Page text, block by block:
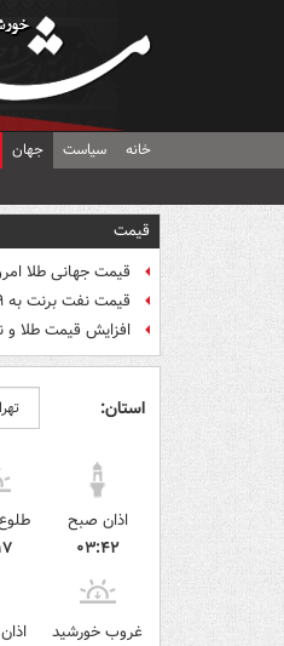
خانه سیاست جهان
قیمت
قیمت جهانی طلا امروز ۱۵
قیمت نفت برنت به ۷۹ دلار رسید
افزایش قیمت طلا و
استان:
اذان صبح
۰۳:۴۲
غروب خورشید